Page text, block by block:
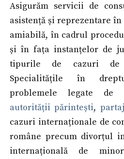
Asigurăm servicii de
asistență și reprezentare
amiabilă, în cadrul
și în fața instanțelor de
tipurile de cazuri de
Specialitățile în
problemele legate de
autorității părintești,
cazuri internaționale de
române precum divorțul
internațională de